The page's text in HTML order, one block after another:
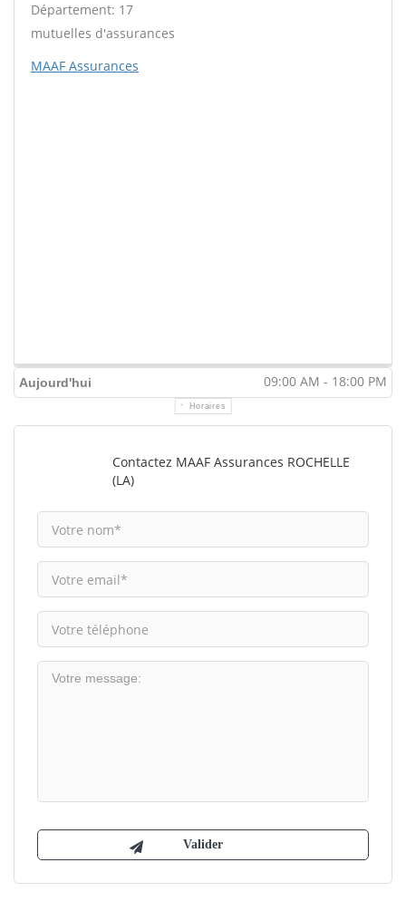
Département: 17
mutuelles d'assurances
MAAF Assurances
Aujourd'hui 09:00 AM - 18:00 PM
Horaires
Contactez MAAF Assurances ROCHELLE
(LA)